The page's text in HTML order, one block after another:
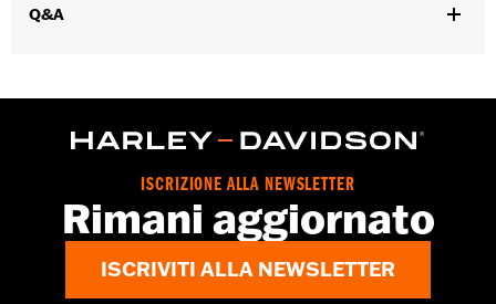
bulloneria e decalcomania
Q&A
ISCRIZIONE ALLA NEWSLETTER
Rimani aggiornato
ISCRIVITI ALLA NEWSLETTER